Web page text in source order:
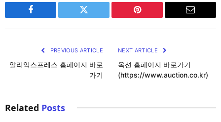
Facebook Twitter Pinterest Email
PREVIOUS ARTICLE
알리익스프레스 홈페이지 바로
가기
NEXT ARTICLE
옥션 홈페이지 바로가기
(https://www.auction.co.kr)
Related Posts